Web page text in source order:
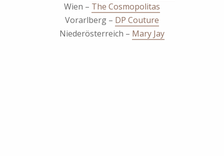
Wien – The Cosmopolitas
Vorarlberg – DP Couture
Niederösterreich – Mary Jay